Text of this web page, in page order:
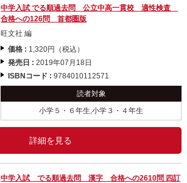
中学入試 でる順過去問 公立中高一貫校 適性検査
合格への126問 首都圏版
旺文社 編
価格 : 1,320円（税込）
発売日 :2019年07月18日
ISBNコード :9784010112571
読者対象
小学５・６年生,小学３・４年生
詳細を見る
中学入試 でる順過去問 漢字 合格への2610問 四訂